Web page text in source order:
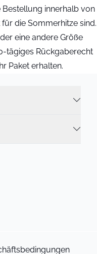
Bestellung innerhalb von
die Sommerhitze sind.
eine andere Größe
tägiges Rückgaberecht
Paket erhalten.